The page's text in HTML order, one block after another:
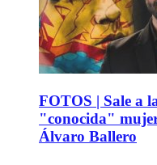
FOTOS | Sale a
"conocida"
Álvaro Ballero